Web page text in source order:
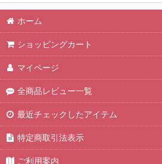
ホーム
ショッピングカート
マイページ
全商品レビュー一覧
最近チェックしたアイテム
特定商取引法表示
ご利用案内